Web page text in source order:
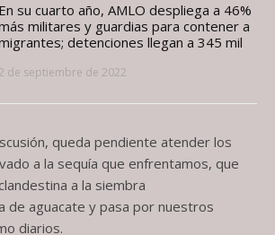
En su cuarto año, AMLO despliega a 46%
militares y guardias para contener a
detenciones llegan a 345 mil
2 de septiembre de 2022
queda pendiente atender los
a la sequía que enfrentamos, que
a la siembra
de aguacate y pasa por nuestros
diarios.